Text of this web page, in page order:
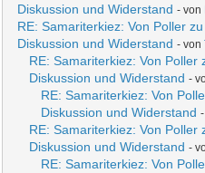
Diskussion und Widerstand - von
RE: Samariterkiez: Von Poller
Diskussion und Widerstand - von
RE: Samariterkiez: Von Poller
Diskussion und Widerstand -
RE: Samariterkiez: Von
Diskussion und Widerstand
RE: Samariterkiez: Von Poller
Diskussion und Widerstand -
RE: Samariterkiez: Von